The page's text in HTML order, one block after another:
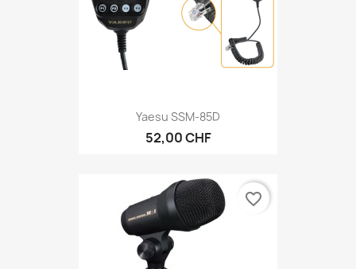
Yaesu SSM-85D
52,00 CHF
favorite_border